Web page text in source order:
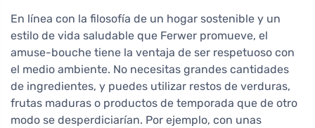
En línea con la filosofía de un hogar sostenible y un
estilo de vida saludable que Ferwer promueve, el
amuse-bouche tiene la ventaja de ser respetuoso con
el medio ambiente. No necesitas grandes cantidades
de ingredientes, y puedes utilizar restos de verduras,
frutas maduras o productos de temporada que de otro
modo se desperdiciarían. Por ejemplo, con unas